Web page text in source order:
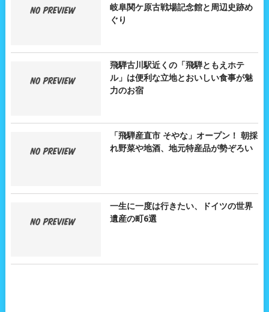
岐阜関ケ原古戦場記念館と周辺史跡め
ぐり
飛騨古川駅近くの「飛騨ともえホテ
ル」は便利な立地とおいしい食事が魅
力のお宿
「飛騨産直市 そやな」オープン！ 朝採
れ野菜や地酒、地元特産品が勢ぞろい
一生に一度は行きたい、ドイツの世界
遺産の町6選